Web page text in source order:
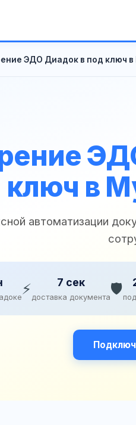
ЭДО Диадок в под ключ в
ключ в
автоматизации
⚡ 7 сек
доставка документа🛡️